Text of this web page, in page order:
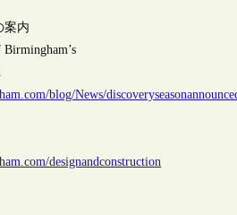
案内
blog/News/
designandconstruction